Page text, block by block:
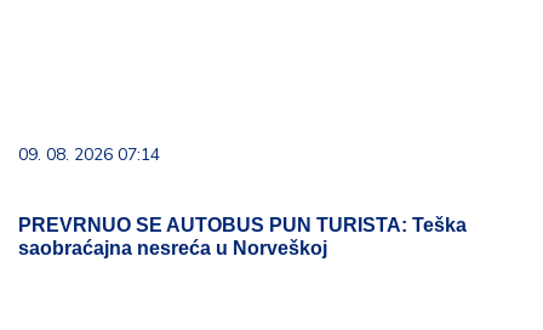
09. 08. 2026 07:14
PREVRNUO SE AUTOBUS PUN TURISTA: Teška
saobraćajna nesreća u Norveškoj